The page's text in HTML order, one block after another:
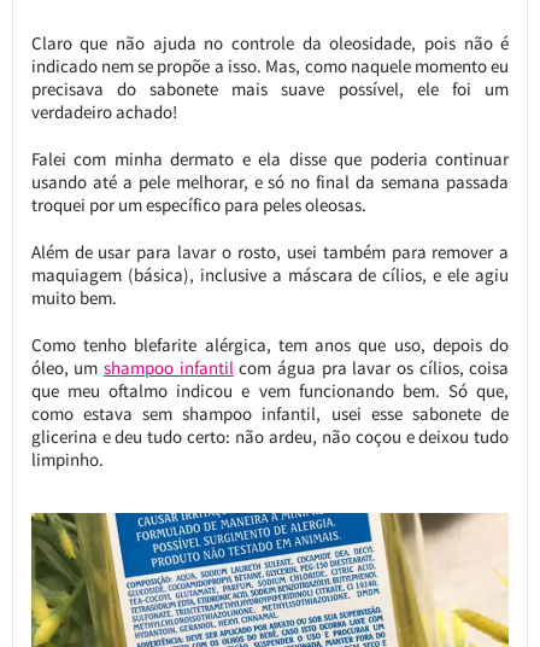
Claro que não ajuda no controle da oleosidade, pois não é
indicado nem se propõe a isso. Mas, como naquele momento eu
precisava do sabonete mais suave possível, ele foi um
verdadeiro achado!
Falei com minha dermato e ela disse que poderia continuar
usando até a pele melhorar, e só no final da semana passada
troquei por um específico para peles oleosas.
Além de usar para lavar o rosto, usei também para remover a
maquiagem (básica), inclusive a máscara de cílios, e ele agiu
muito bem.
Como tenho blefarite alérgica, tem anos que uso, depois do
óleo, um shampoo infantilcom água pra lavar os cílios, coisa
que meu oftalmo indicou e vem funcionando bem. Só que,
como estava sem shampoo infantil, usei esse sabonete de
glicerina e deu tudo certo: não ardeu, não coçou e deixou tudo
limpinho.